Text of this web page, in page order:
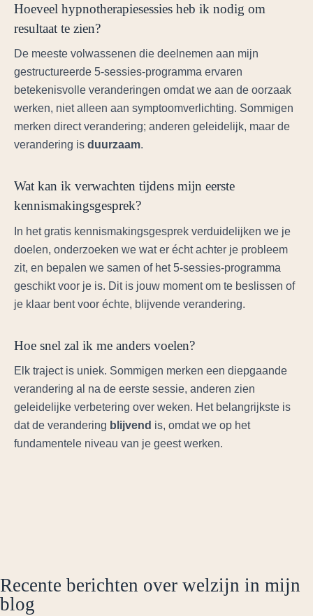
Hoeveel hypnotherapiesessies heb ik nodig om
resultaat te zien?
De meeste volwassenen die deelnemen aan mijn
gestructureerde 5-sessie­s-programma ervaren
betekenisvolle veranderingen omdat we aan de oorzaak
werken, niet alleen aan symptoomverlichting. Sommigen
merken direct verandering; anderen geleidelijk, maar de
verandering is duurzaam.
Wat kan ik verwachten tijdens mijn eerste
kennismakingsgesprek?
In het gratis kennismakingsgesprek verduidelijken we je
doelen, onderzoeken we wat er écht achter je probleem
zit, en bepalen we samen of het 5-sessie­s-programma
geschikt voor je is. Dit is jouw moment om te beslissen of
je klaar bent voor échte, blijvende verandering.
Hoe snel zal ik me anders voelen?
Elk traject is uniek. Sommigen merken een diepgaande
verandering al na de eerste sessie, anderen zien
geleidelijke verbetering over weken. Het belangrijkste is
dat de verandering blijvend is, omdat we op het
fundamentele niveau van je geest werken.
Recente berichten over welzijn in mijn
blog